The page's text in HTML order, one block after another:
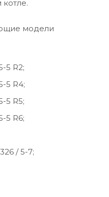
модели
5 R2;
5 R4;
5 R5;
5 R6;
/ 5-7;